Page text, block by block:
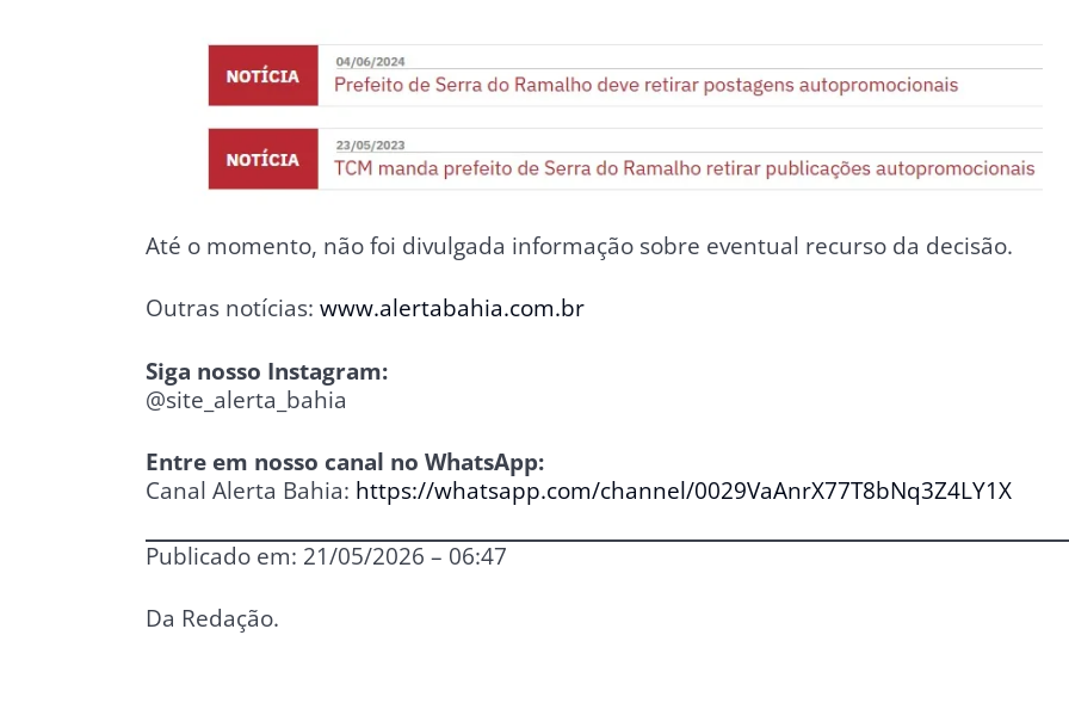
Até o momento, não foi divulgada informação sobre eventual recurso da decisão.
Outras notícias: www.alertabahia.com.br
Siga nosso Instagram:
@site_alerta_bahia
Entre em nosso canal no WhatsApp:
Canal Alerta Bahia: https://whatsapp.com/channel/0029VaAnrX77T8bNq3Z4LY1X
Publicado em: 21/05/2026 – 06:47
Da Redação.